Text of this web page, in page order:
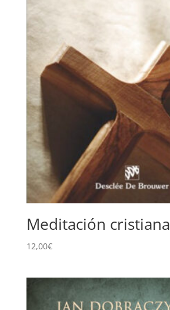
Meditación cristiana
12,00€